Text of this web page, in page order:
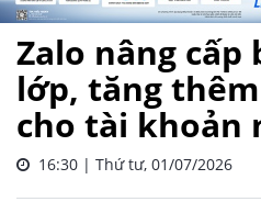
Zalo nâng cấp
lớp, tăng thêm
cho tài khoản
16:30 | Thứ tư, 01/07/2026